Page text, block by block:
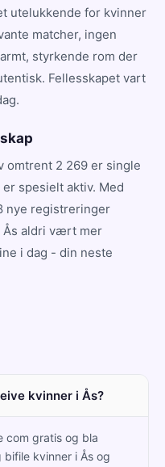
utelukkende for kvinner
matcher, ingen
styrkende rom der
Fellesskapet vart
omtrent 2 269 er single
spesielt aktiv. Med
nye registreringer
Ås aldri vært mer
i dag - din neste
kvinner i Ås?
com gratis og bla
kvinner i Ås og